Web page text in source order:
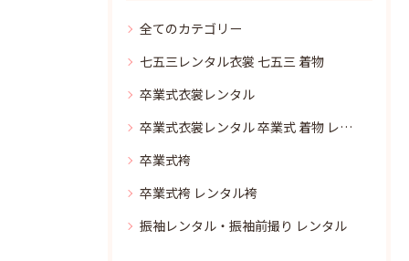
全てのカテゴリー
七五三レンタル衣裳 七五三 着物
卒業式衣裳レンタル
卒業式衣裳レンタル 卒業式 着物 レンタル
卒業式袴
卒業式袴 レンタル袴
振袖レンタル・振袖前撮り レンタル